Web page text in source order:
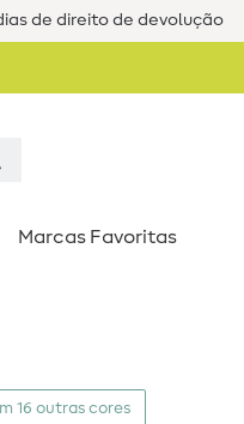
de direito de devolução
Marcas Favoritas
16 outras cores